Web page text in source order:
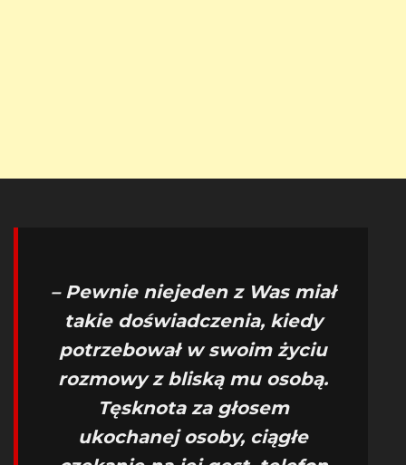
– Pewnie niejeden z Was miał
takie doświadczenia, kiedy
potrzebował w swoim życiu
rozmowy z bliską mu osobą.
Tęsknota za głosem
ukochanej osoby, ciągłe